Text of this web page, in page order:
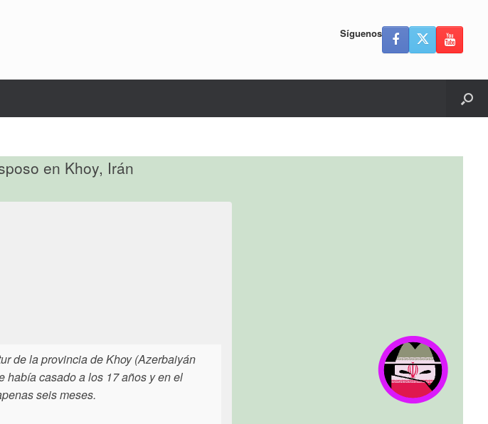
Síguenos
en Khoy, Irán
de la provincia de Khoy (Azerbaiyán
había casado a los 17 años y en el
seis meses.